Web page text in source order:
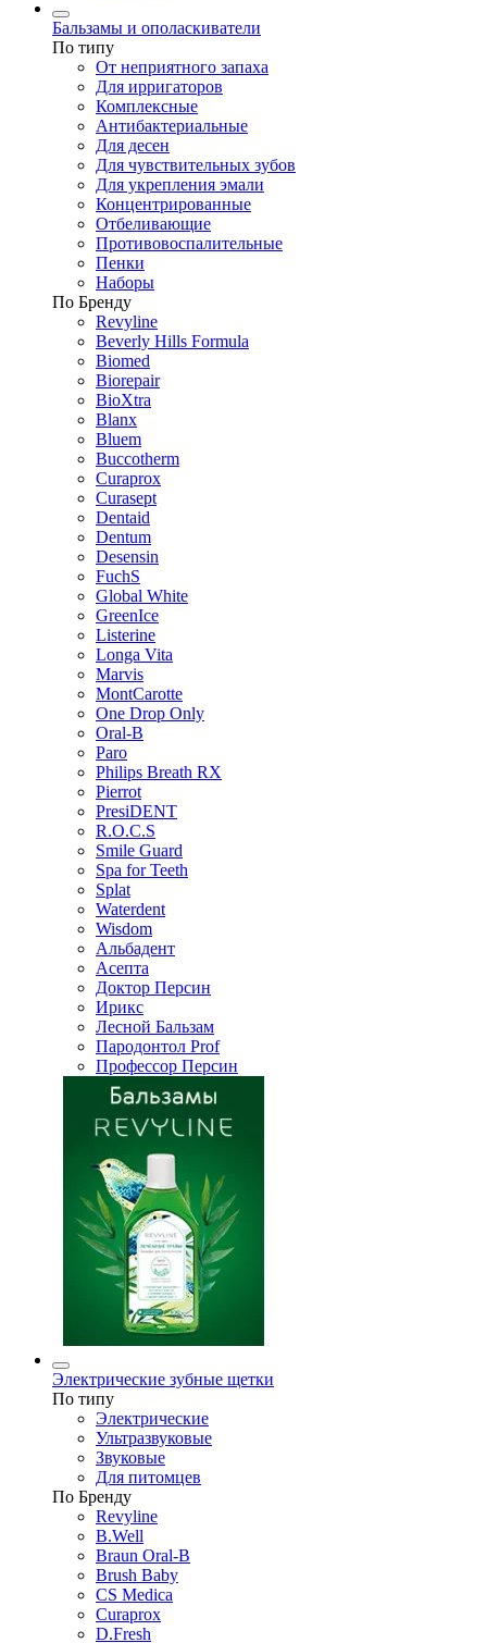
Бальзамы и ополаскиватели
По типу
От неприятного запаха
Для ирригаторов
Комплексные
Антибактериальные
Для десен
Для чувствительных зубов
Для укрепления эмали
Концентрированные
Отбеливающие
Противовоспалительные
Пенки
Наборы
По Бренду
Revyline
Beverly Hills Formula
Biomed
Biorepair
BioXtra
Blanx
Bluem
Buccotherm
Curaprox
Curasept
Dentaid
Dentum
Desensin
FuchS
Global White
GreenIce
Listerine
Longa Vita
Marvis
MontCarotte
One Drop Only
Oral-B
Paro
Philips Breath RX
Pierrot
PresiDENT
R.O.C.S
Smile Guard
Spa for Teeth
Splat
Waterdent
Wisdom
Альбадент
Асепта
Доктор Персин
Ирикс
Лесной Бальзам
Пародонтол Prof
Профессор Персин
Электрические зубные щетки
По типу
Электрические
Ультразвуковые
Звуковые
Для питомцев
По Бренду
Revyline
B.Well
Braun Oral-B
Brush Baby
CS Medica
Curaprox
D.Fresh